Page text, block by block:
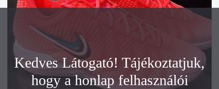
Kedves Látogató! Tájékoztatjuk,
hogy a honlap felhasználói